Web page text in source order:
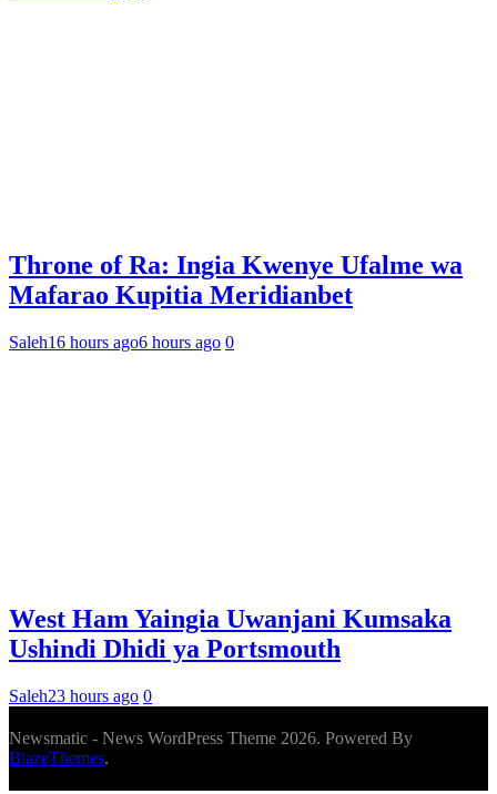
Throne of Ra: Ingia Kwenye Ufalme wa
Mafarao Kupitia Meridianbet
Saleh16 hours ago6 hours ago 0
West Ham Yaingia Uwanjani Kumsaka
Ushindi Dhidi ya Portsmouth
Saleh23 hours ago 0
Newsmatic - News WordPress Theme 2026. Powered By
BlazeThemes.